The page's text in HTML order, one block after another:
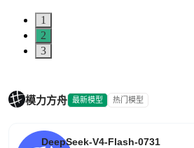
1
2
3
模力方舟 最新模型 热门模型
DeepSeek-V4-Flash-0731